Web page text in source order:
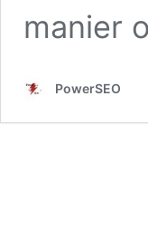
manier
PowerSEO